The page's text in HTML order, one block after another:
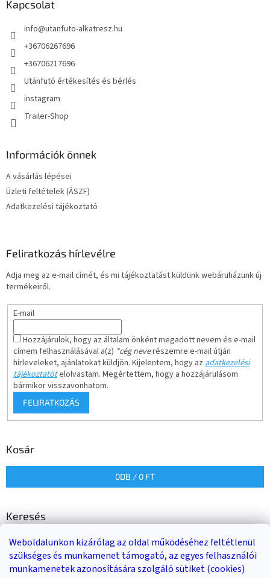
Weboldalunkon kizárólag az oldal működéséhez feltétlenül
szükséges és munkamenet támogató, az egyes felhasználói
munkamenetek azonosítására szolgáló sütiket (cookies)
Kapcsolat
info@utanfuto-alkatresz.hu
+36706267696
+36706217696
Utánfutó értékesítés és bérlés
instagram
Trailer-Shop
Információk önnek
A vásárlás lépései
Üzleti feltételek (ÁSZF)
Adatkezelési tájékoztató
Feliratkozás hírlevélre
Adja meg az e-mail címét, és mi tájékoztatást küldünk webáruházunk új
termékeiről.
E-mail
Hozzájárulok, hogy az általam önként megadott nevem és e-mail
címem felhasználásával a(z) *cég neverészemre e-mail útján
hírleveleket, ajánlatokat küldjön. Kijelentem, hogy azadatkezelési
tájékoztatótelolvastam. Megértettem, hogy a hozzájárulásom
bármikor visszavonhatom.
FELIRATKOZÁS
Kosár
0DB / 0 FT
Keresés
KERESÉS